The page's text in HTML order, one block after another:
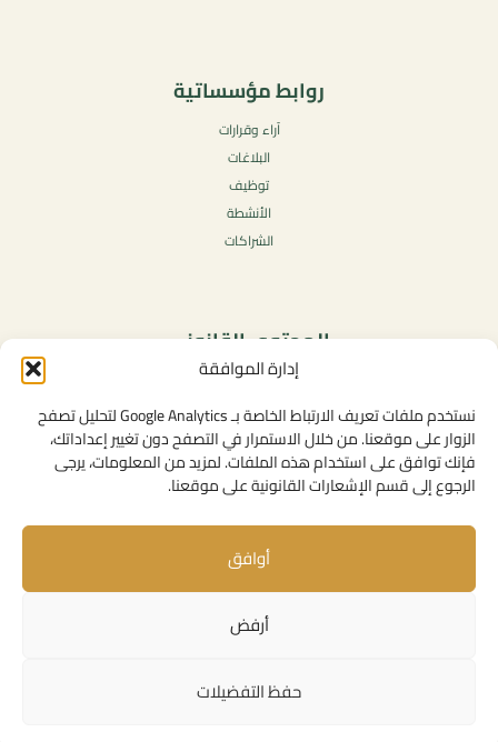
إدارة الموافقة
نستخدم ملفات تعريف الارتباط الخاصة بـ Google Analytics لتحليل تصفح
الزوار على موقعنا. من خلال الاستمرار في التصفح دون تغيير إعداداتك،
فإنك توافق على استخدام هذه الملفات. لمزيد من المعلومات، يرجى
الرجوع إلى قسم الإشعارات القانونية على موقعنا.
أوافق
أرفض
حفظ التفضيلات
روابط مؤسساتية
آراء وقرارات
البلاغات
توظيف
الأنشطة
الشراكات
المحتوى القانوني
سياسة الخصوصية
شروط الاستخدام العامة
الإشعارات القانونية
سياسة ملفات تعريف الارتباط (الكوكيز)
روابط مفيدة
الإتصال بنا
المهام